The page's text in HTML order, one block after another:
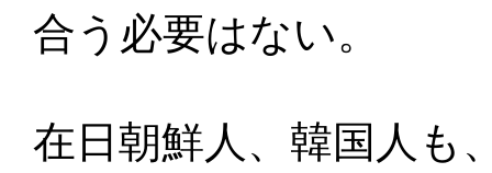
合う必要はない。
在日朝鮮人、韓国人も